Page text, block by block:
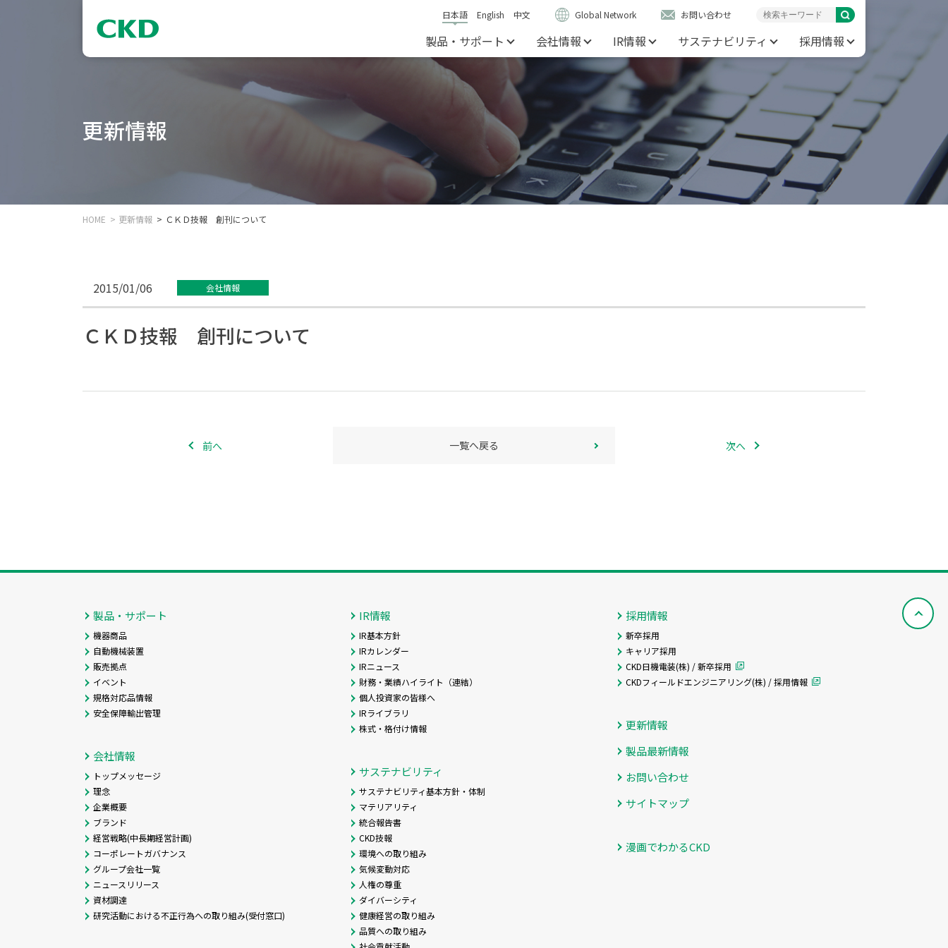
日本語 English 中文 Global Network お問い合わせ
製品・サポート 会社情報 IR情報 サステナビリティ 採用情報
更新情報
HOME 更新情報 ＣＫＤ技報 創刊について
2015/01/06 会社情報
ＣＫＤ技報 創刊について
前へ 次へ
一覧へ戻る
製品・サポート
機器商品
自動機械装置
販売拠点
イベント
規格対応品情報
安全保障輸出管理
会社情報
トップメッセージ
理念
企業概要
ブランド
経営戦略(中長期経営計画)
コーポレートガバナンス
グループ会社一覧
ニュースリリース
資材調達
研究活動における不正行為への取り組み(受付窓口)
IR情報
IR基本方針
IRカレンダー
IRニュース
財務・業績ハイライト（連結）
個人投資家の皆様へ
IRライブラリ
株式・格付け情報
サステナビリティ
サステナビリティ基本方針・体制
マテリアリティ
統合報告書
CKD技報
環境への取り組み
気候変動対応
人権の尊重
ダイバーシティ
健康経営の取り組み
品質への取り組み
採用情報
新卒採用
キャリア採用
CKD日機電装(株) / 新卒採用
CKDフィールドエンジニアリング(株) / 採用情報
更新情報
製品最新情報
お問い合わせ
サイトマップ
漫画でわかるCKD